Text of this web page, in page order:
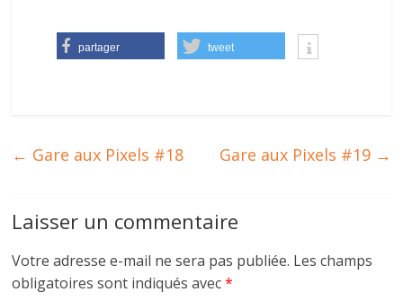
partager tweet
← Gare aux Pixels #18 Gare aux Pixels #19 →
Laisser un commentaire
Votre adresse e-mail ne sera pas publiée. Les champs
obligatoires sont indiqués avec*